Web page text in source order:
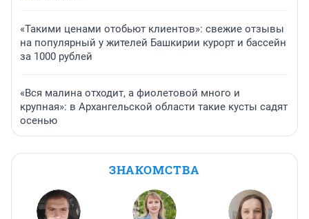
«Такими ценами отобьют клиентов»: свежие отзывы
на популярный у жителей Башкирии курорт и бассейн
за 1000 рублей
«Вся малина отходит, а фиолетовой много и
крупная»: в Архангельской области такие кусты садят
осенью
ЗНАКОМСТВА